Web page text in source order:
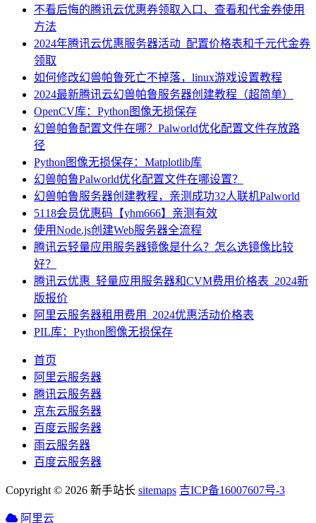
不看后悔的腾讯云优惠券领取入口、查看和代金券使用
方法
2024年腾讯云优惠服务器活动_配置价格表和千元代金券
领取
如何修改幻兽帕鲁死亡不掉落，linux游戏设置教程
2024最新腾讯云幻兽帕鲁服务器创建教程（超简单）
OpenCV库：Python图像无损保存
幻兽帕鲁配置文件在哪？Palworld优化配置文件存放路
径
Python图像无损保存：Matplotlib库
幻兽帕鲁Palworld优化配置文件在哪设置？
幻兽帕鲁服务器创建教程，亲测成功32人联机Palworld
5118会员优惠码【yhm666】亲测有效
使用Node.js创建Web服务器全流程
腾讯云轻量应用服务器镜像是什么？怎么选镜像比较
好？
腾讯云优惠_轻量应用服务器和CVM费用价格表_2024新
版报价
阿里云服务器租用费用_2024优惠活动价格表
PIL库：Python图像无损保存
首页
阿里云服务器
腾讯云服务器
京东云服务器
百度云服务器
雨云服务器
百度云服务器
Copyright © 2026 新手站长 sitemaps 吉ICP备16007607号-3
阿里云